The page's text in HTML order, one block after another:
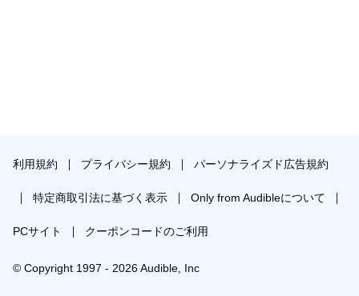
利用規約 プライバシー規約 パーソナライズド広告規約
特定商取引法に基づく表示 Only from Audibleについて
PCサイト クーポンコードのご利用
© Copyright 1997 - 2026 Audible, Inc